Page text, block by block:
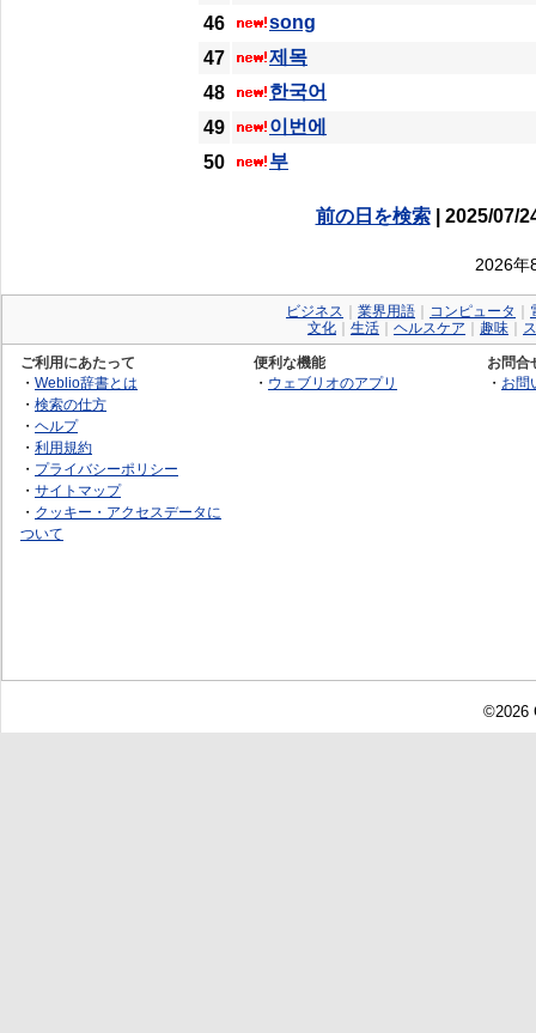
46
song
47
제목
48
한국어
49
이번에
50
부
前の日を検索| 2025/07/
2026年
ビジネス 業界用語 コンピュータ
文化
生活 ヘルスケア 趣味
ご利用にあたって
・ Weblio辞書とは
・ 検索の仕方
・ ヘルプ
・ 利用規約
・ プライバシーポリシー
・ サイトマップ
・ クッキー・アクセスデータに
ついて
便利な機能
・ ウェブリオのアプリ
お問合
・ お問
©2026